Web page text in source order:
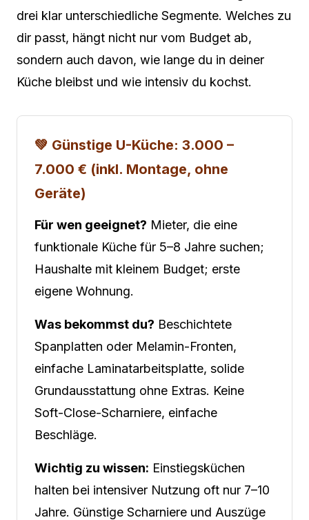
drei klar unterschiedliche Segmente. Welches zu
dir passt, hängt nicht nur vom Budget ab,
sondern auch davon, wie lange du in deiner
Küche bleibst und wie intensiv du kochst.
💚 Günstige U-Küche: 3.000 –
7.000 € (inkl. Montage, ohne
Geräte)
Für wen geeignet? Mieter, die eine
funktionale Küche für 5–8 Jahre suchen;
Haushalte mit kleinem Budget; erste
eigene Wohnung.
Was bekommst du? Beschichtete
Spanplatten oder Melamin-Fronten,
einfache Laminatarbeitsplatte, solide
Grundausstattung ohne Extras. Keine
Soft-Close-Scharniere, einfache
Beschläge.
Wichtig zu wissen: Einstiegsküchen
halten bei intensiver Nutzung oft nur 7–10
Jahre. Günstige Scharniere und Auszüge